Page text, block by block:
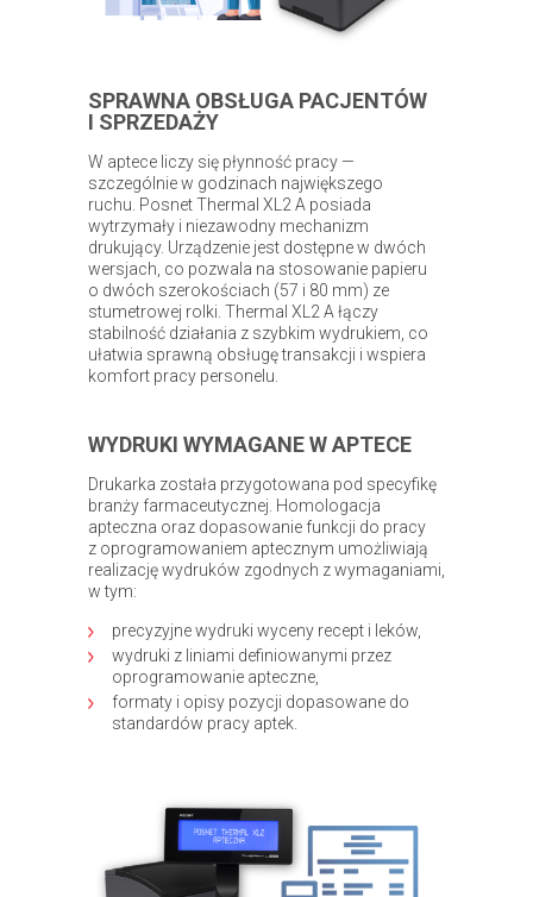
SPRAWNA OBSŁUGA PACJENTÓW
I SPRZEDAŻY
W aptece liczy się płynność pracy —
szczególnie w godzinach największego
ruchu. Posnet Thermal XL2 A posiada
wytrzymały i niezawodny mechanizm
drukujący. Urządzenie jest dostępne w dwóch
wersjach, co pozwala na stosowanie papieru
o dwóch szerokościach (57 i 80 mm) ze
stumetrowej rolki. Thermal XL2 A łączy
stabilność działania z szybkim wydrukiem, co
ułatwia sprawną obsługę transakcji i wspiera
komfort pracy personelu.
WYDRUKI WYMAGANE W APTECE
Drukarka została przygotowana pod specyfikę
branży farmaceutycznej. Homologacja
apteczna oraz dopasowanie funkcji do pracy
z oprogramowaniem aptecznym umożliwiają
realizację wydruków zgodnych z wymaganiami,
w tym:
precyzyjne wydruki wyceny recept i leków,
wydruki z liniami definiowanymi przez
oprogramowanie apteczne,
formaty i opisy pozycji dopasowane do
standardów pracy aptek.